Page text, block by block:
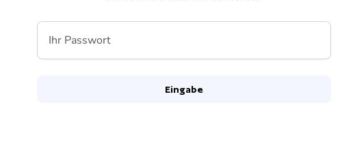
Ihr Passwort
Eingabe